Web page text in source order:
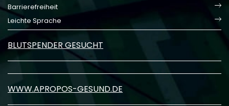
Barrierefreiheit
Leichte Sprache
BLUTSPENDER GESUCHT
WWW.APROPOS-GESUND.DE